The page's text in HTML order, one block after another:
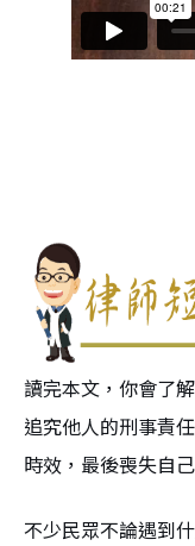
讀完本文，你會了
追究他人的刑事責
時效，最後喪失自
不少民眾不論遇到